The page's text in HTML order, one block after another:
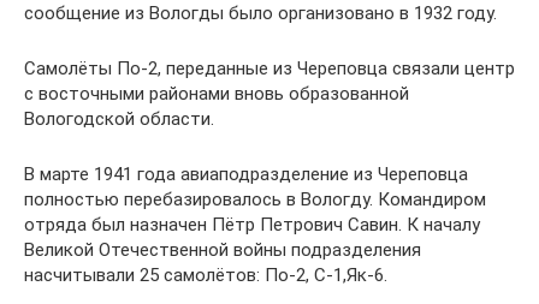
сообщение из Вологды было организовано в 1932 году.
Самолёты По-2, переданные из Череповца связали центр
с восточными районами вновь образованной
Вологодской области.
В марте 1941 года авиаподразделение из Череповца
полностью перебазировалось в Вологду. Командиром
отряда был назначен Пётр Петрович Савин. К началу
Великой Отечественной войны подразделения
насчитывали 25 самолётов: По-2, С-1,Як-6.